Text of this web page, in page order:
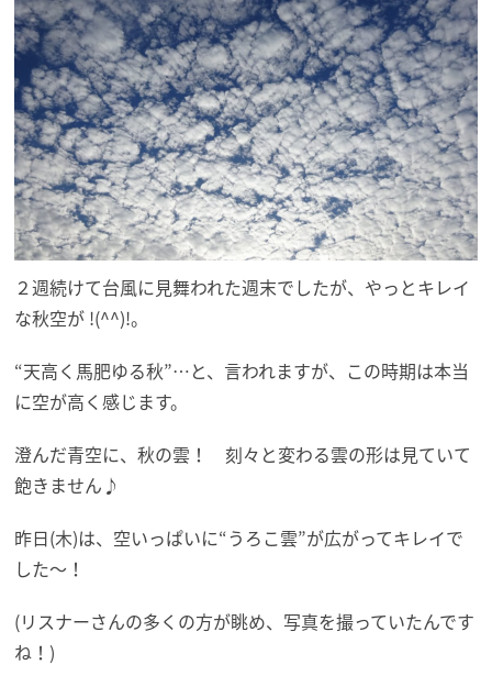
２週続けて台風に見舞われた週末でしたが、やっとキレイ
な秋空が !(^^)!。
“天高く馬肥ゆる秋”…と、言われますが、この時期は本当
に空が高く感じます。
澄んだ青空に、秋の雲！ 刻々と変わる雲の形は見ていて
飽きません♪
昨日(木)は、空いっぱいに“うろこ雲”が広がってキレイで
した～！
(リスナーさんの多くの方が眺め、写真を撮っていたんです
ね！)